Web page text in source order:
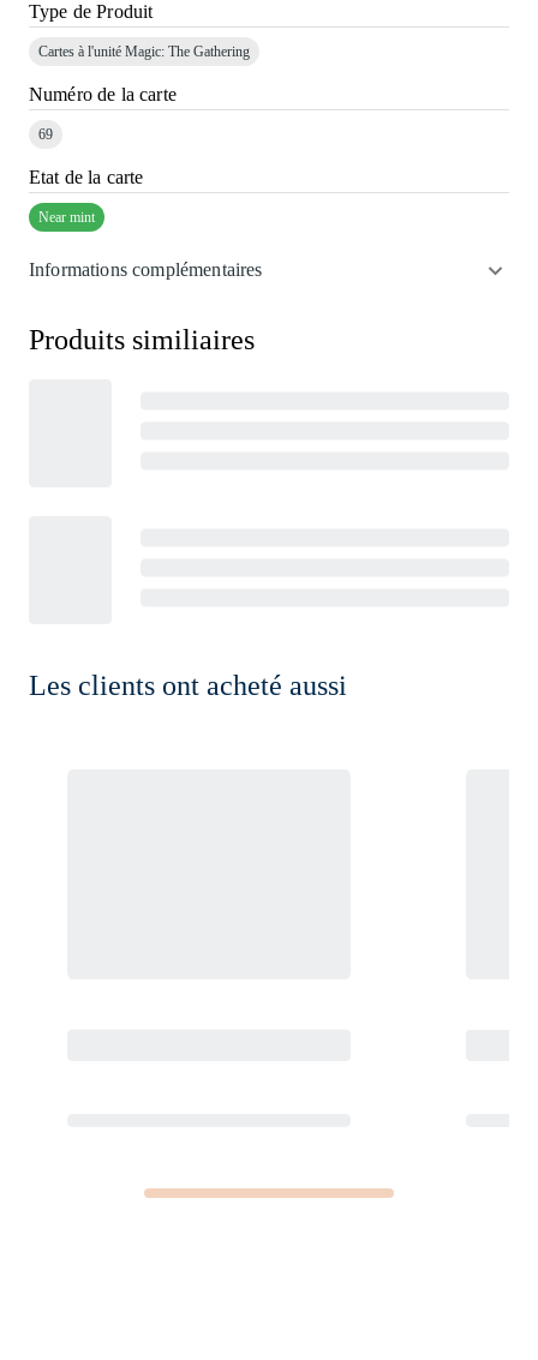
Type de Produit
Cartes à l'unité Magic: The Gathering
Numéro de la carte
69
Etat de la carte
Near mint
Informations complémentaires
Produits similiaires
Les clients ont acheté aussi